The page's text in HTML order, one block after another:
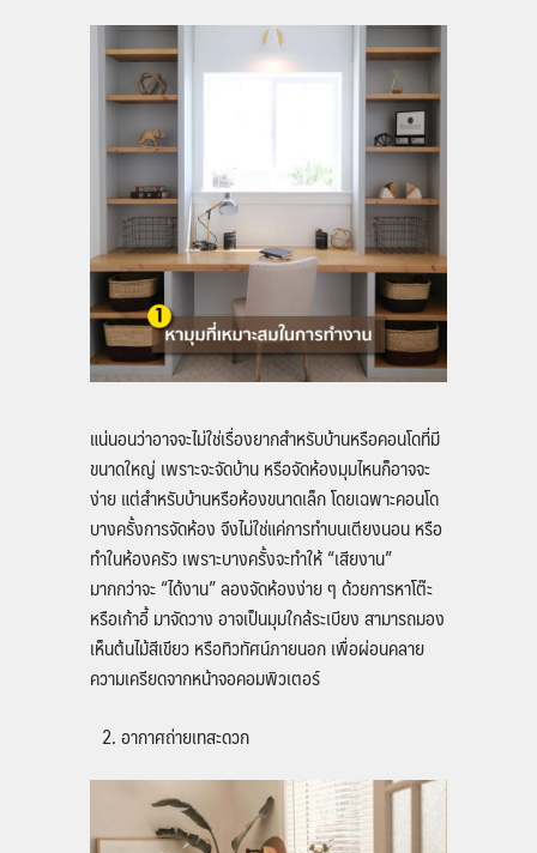
แน่นอนว่าอาจจะไม่ใช่เรื่องยากสำหรับบ้านหรือคอนโดที่มี
ขนาดใหญ่ เพราะจะจัดบ้าน หรือจัดห้องมุมไหนก็อาจจะ
ง่าย แต่สำหรับบ้านหรือห้องขนาดเล็ก โดยเฉพาะคอนโด
บางครั้งการจัดห้อง จึงไม่ใช่แค่การทำบนเตียงนอน หรือ
ทำในห้องครัว เพราะบางครั้งจะทำให้ “เสียงาน”
มากกว่าจะ “ได้งาน” ลองจัดห้องง่าย ๆ ด้วยการหาโต๊ะ
หรือเก้าอี้ มาจัดวาง อาจเป็นมุมใกล้ระเบียง สามารถมอง
เห็นต้นไม้สีเขียว หรือทิวทัศน์ภายนอก เพื่อผ่อนคลาย
ความเครียดจากหน้าจอคอมพิวเตอร์
อากาศถ่ายเทสะดวก